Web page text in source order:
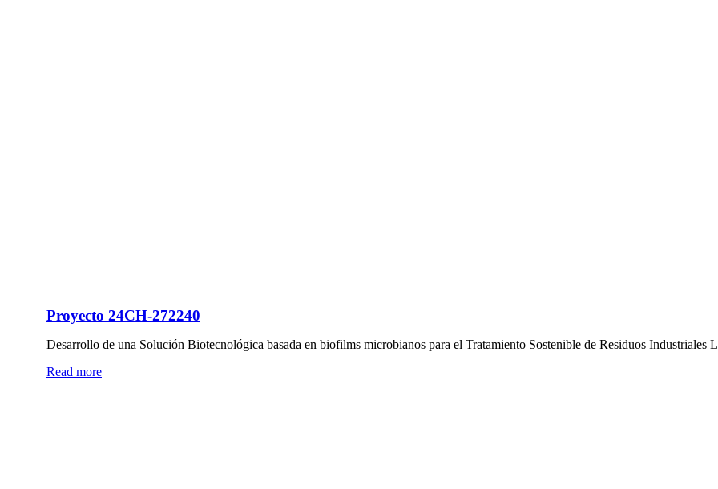
Proyecto 24CH-272240
Desarrollo de una Solución Biotecnológica basada en biofilms microbianos para el Tratamiento Sostenible de Residuos Industriales
Read more